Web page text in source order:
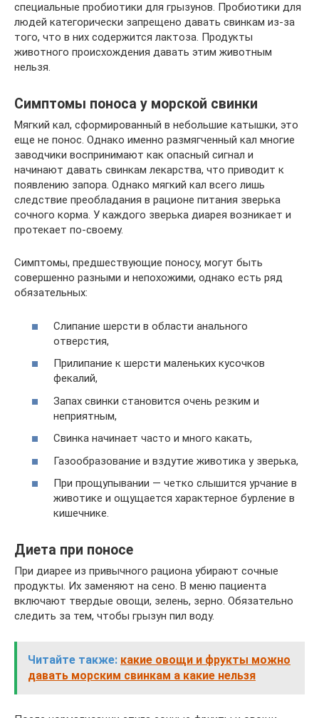
специальные пробиотики для грызунов. Пробиотики для
людей категорически запрещено давать свинкам из-за
того, что в них содержится лактоза. Продукты
животного происхождения давать этим животным
нельзя.
Симптомы поноса у морской свинки
Мягкий кал, сформированный в небольшие катышки, это
еще не понос. Однако именно размягченный кал многие
заводчики воспринимают как опасный сигнал и
начинают давать свинкам лекарства, что приводит к
появлению запора. Однако мягкий кал всего лишь
следствие преобладания в рационе питания зверька
сочного корма. У каждого зверька диарея возникает и
протекает по-своему.
Симптомы, предшествующие поносу, могут быть
совершенно разными и непохожими, однако есть ряд
обязательных:
Слипание шерсти в области анального
отверстия,
Прилипание к шерсти маленьких кусочков
фекалий,
Запах свинки становится очень резким и
неприятным,
Свинка начинает часто и много какать,
Газообразование и вздутие животика у зверька,
При прощупывании — четко слышится урчание в
животике и ощущается характерное бурление в
кишечнике.
Диета при поносе
При диарее из привычного рациона убирают сочные
продукты. Их заменяют на сено. В меню пациента
включают твердые овощи, зелень, зерно. Обязательно
следить за тем, чтобы грызун пил воду.
Читайте также: какие овощи и фрукты можно
давать морским свинкам а какие нельзя